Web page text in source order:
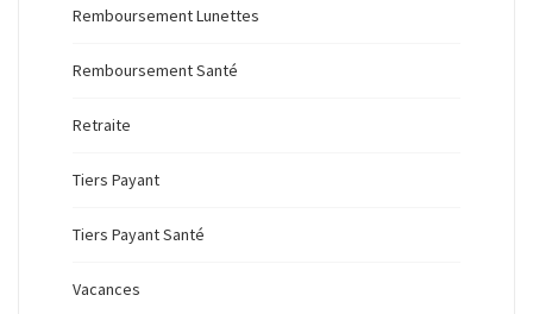
Remboursement Lunettes
Remboursement Santé
Retraite
Tiers Payant
Tiers Payant Santé
Vacances